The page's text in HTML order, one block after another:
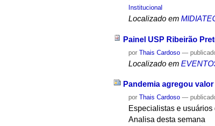
Institucional
Localizado em
Painel USP Ribeirão
porThais Cardoso —
Localizado em
Pandemia agregou
porThais Cardoso —
Especialistas e
Analisa desta semana